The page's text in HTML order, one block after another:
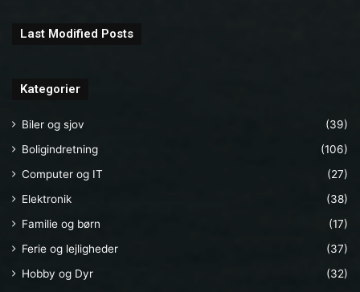
Last Modified Posts
Kategorier
Biler og sjov
(39)
Boligindretning
(106)
Computer og IT
(27)
Elektronik
(38)
Familie og børn
(17)
Ferie og lejligheder
(37)
Hobby og Dyr
(32)